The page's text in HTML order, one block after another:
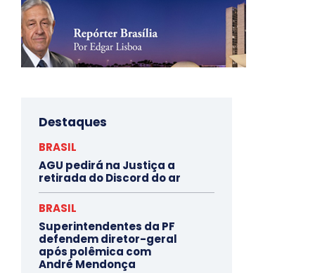
Destaques
BRASIL
AGU pedirá na Justiça a
retirada do Discord do ar
BRASIL
Superintendentes da PF
defendem diretor-geral
após polêmica com
André Mendonça